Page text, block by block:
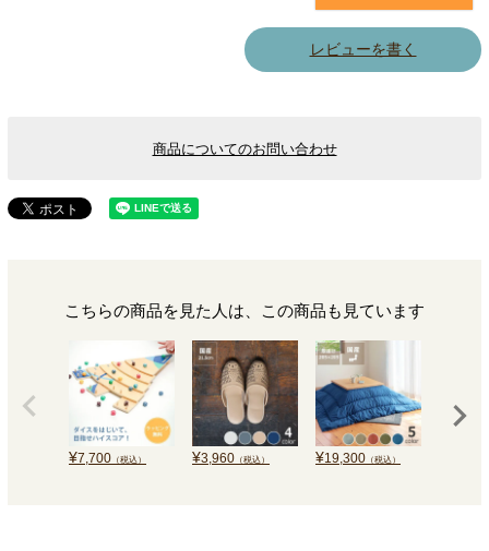
レビューを書く
商品についてのお問い合わせ
こちらの商品を見た人は、この商品も見ています
¥7,700 （税込） ¥3,960 （税込） ¥19,300 （税込）